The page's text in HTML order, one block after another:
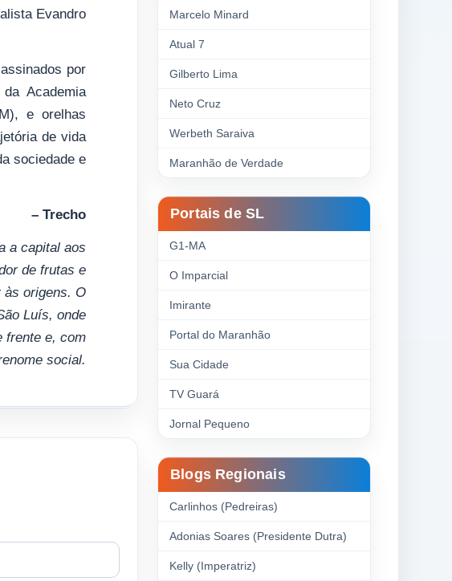
Evandro
por
Academia
e orelhas
de vida
sociedade e
– Trecho
a capital aos
de frutas e
às origens. O
Luís, onde
frente e, com
social.
Marcelo Minard
Atual 7
Gilberto Lima
Neto Cruz
Werbeth Saraiva
Maranhão de Verdade
Portais de SL
G1-MA
O Imparcial
Imirante
Portal do Maranhão
Sua Cidade
TV Guará
Jornal Pequeno
Blogs Regionais
Carlinhos (Pedreiras)
Adonias Soares (Presidente Dutra)
Kelly (Imperatriz)